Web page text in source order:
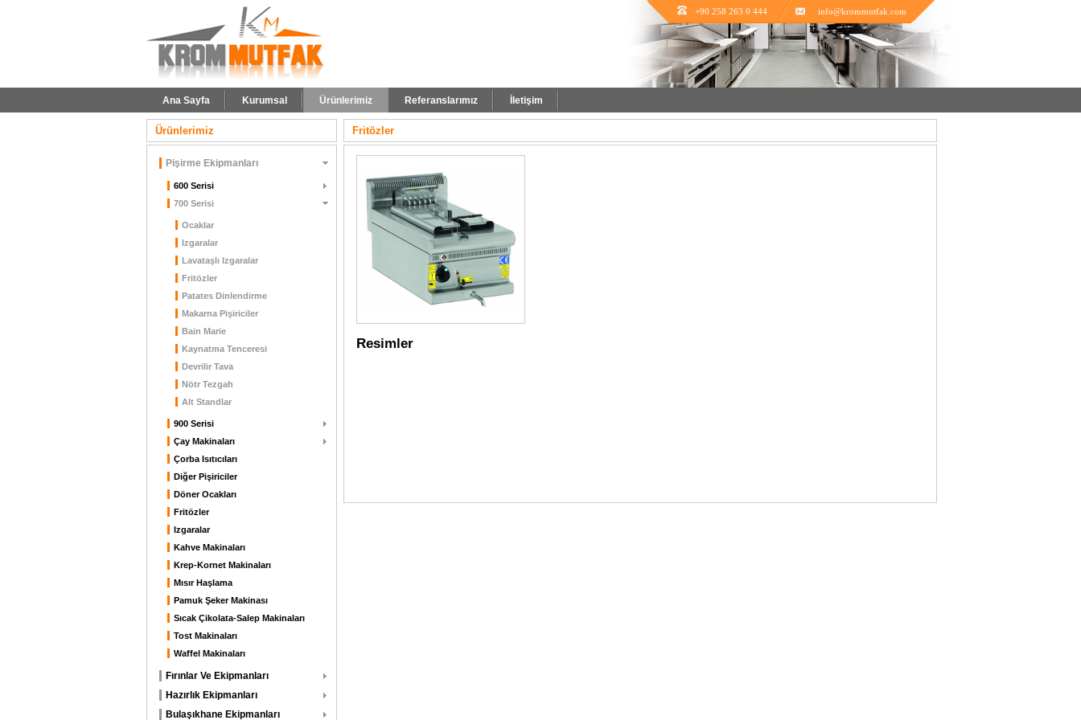
+90 258 263 0 444 info@krommutfak.com
Ana Sayfa Kurumsal Ürünlerimiz Referanslarımız İletişim
Ürünlerimiz
Pişirme Ekipmanları
600 Serisi
700 Serisi
Ocaklar
Izgaralar
Lavataşlı Izgaralar
Fritözler
Patates Dinlendirme
Makarna Pişiriciler
Bain Marie
Kaynatma Tenceresi
Devrilir Tava
Nötr Tezgah
Alt Standlar
900 Serisi
Çay Makinaları
Çorba Isıtıcıları
Diğer Pişiriciler
Döner Ocakları
Fritözler
Izgaralar
Kahve Makinaları
Krep-Kornet Makinaları
Mısır Haşlama
Pamuk Şeker Makinası
Sıcak Çikolata-Salep Makinaları
Tost Makinaları
Waffel Makinaları
Fırınlar Ve Ekipmanları
Hazırlık Ekipmanları
Bulaşıkhane Ekipmanları
Fritözler
Resimler